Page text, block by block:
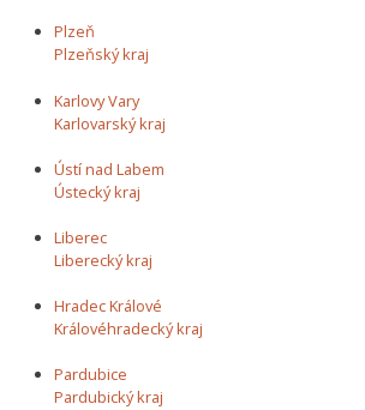
Plzeň
Plzeňský kraj
Karlovy Vary
Karlovarský kraj
Ústí nad Labem
Ústecký kraj
Liberec
Liberecký kraj
Hradec Králové
Královéhradecký kraj
Pardubice
Pardubický kraj